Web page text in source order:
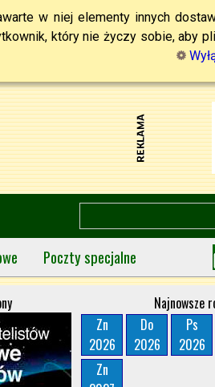
w niej elementy innych
który nie życzy sobie, aby
Poczty specjalne
Najnowsze
Zn
2026
Do
2026
Ps
2026
Zn